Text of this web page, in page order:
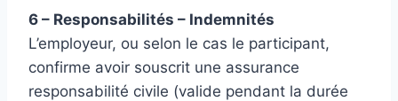
6 – Responsabilités – Indemnités
L’employeur, ou selon le cas le participant,
confirme avoir souscrit une assurance
responsabilité civile (valide pendant la durée